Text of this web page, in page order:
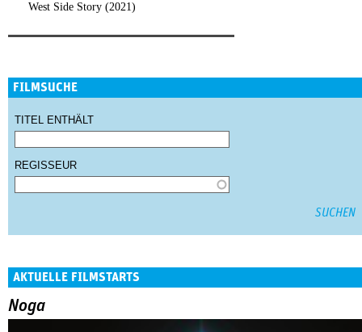
West Side Story (2021)
FILMSUCHE
TITEL ENTHÄLT
REGISSEUR
AKTUELLE FILMSTARTS
Noga